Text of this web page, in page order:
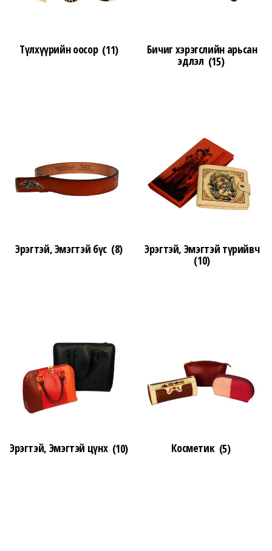
Түлхүүрийн оосор (11) Бичиг хэрэгслийн арьсан
эдлэл (15)
Эрэгтэй, Эмэгтэй бүс (8) Эрэгтэй, Эмэгтэй түрийвч
(10)
Эрэгтэй, Эмэгтэй цүнх (10) Косметик (5)